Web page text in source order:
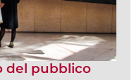
del pubblico